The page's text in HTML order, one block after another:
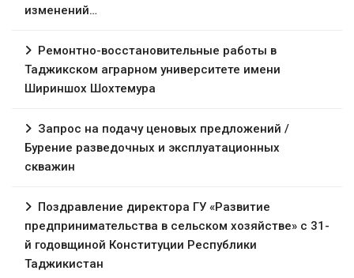
изменений…
Ремонтно-восстановительные работы в
Таджикском аграрном университете имени
Шириншох Шохтемура
Запрос на подачу ценовых предложений /
Бурение разведочных и эксплуатационных
скважин
Поздравление директора ГУ «Развитие
предпринимательства в сельском хозяйстве» с 31-
й годовщиной Конституции Республики
Таджикистан